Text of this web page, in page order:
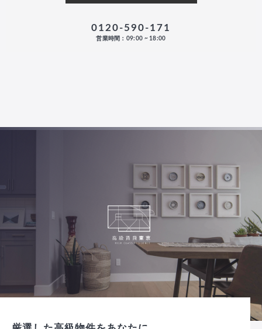
0120-590-171
営業時間：09:00 ~ 18:00